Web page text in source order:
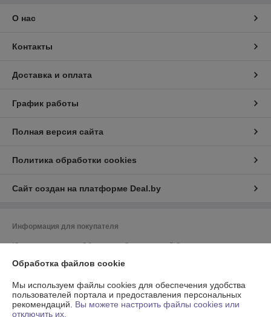
О нас
Контакты
Доставка и оплата
График работы
Полная версия сайта
Политика обработки cookies
Сайт создан на платформе Deal.by
Информация для покупателя
Юридическое лицо:Общество с Ограниченной Ответственностью
Республика Беларусь, 220055, г. Минск, ул. Каменногорская, д. 47, пом.
Регистрационный номер ЕГР: 194002114
УНП: 194002114
Обработка файлов cookie
Мы используем файлы cookies для обеспечения удобства
пользователей портала и предоставления персональных
рекомендаций. Вы можете настроить файлы cookies или
отключить их.